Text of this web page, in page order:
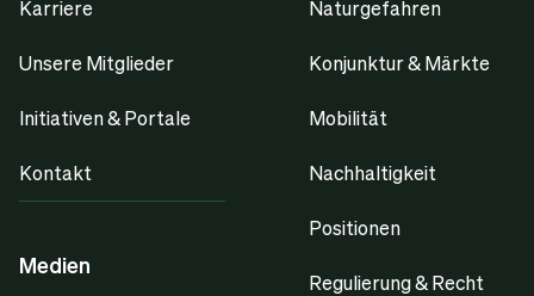
Karriere
Unsere Mitglieder
Initiativen & Portale
Kontakt
Medien
Naturgefahren
Konjunktur & Märkte
Mobilität
Nachhaltigkeit
Positionen
Regulierung & Recht